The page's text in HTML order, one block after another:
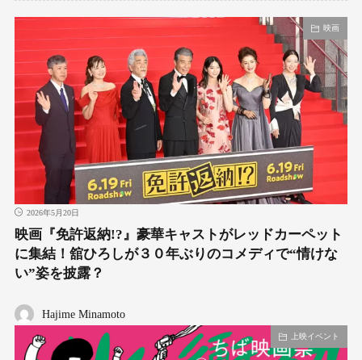
映画
2026年5月20日
映画『免許返納!?』豪華キャストがレッドカーペット
に集結！舘ひろしが３０年ぶりのコメディで“情けな
い”姿を披露？
Hajime Minamoto
上映イベント